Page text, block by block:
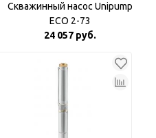
Скважинный насос Unipump
ECO 2-73
24 057 руб.